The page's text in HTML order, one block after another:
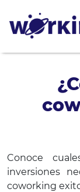
Conoce
inversiones
coworking